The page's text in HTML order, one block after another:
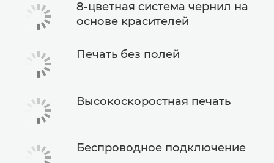
8-цветная система чернил на
основе красителей
Печать без полей
Высокоскоростная печать
Беспроводное подключение